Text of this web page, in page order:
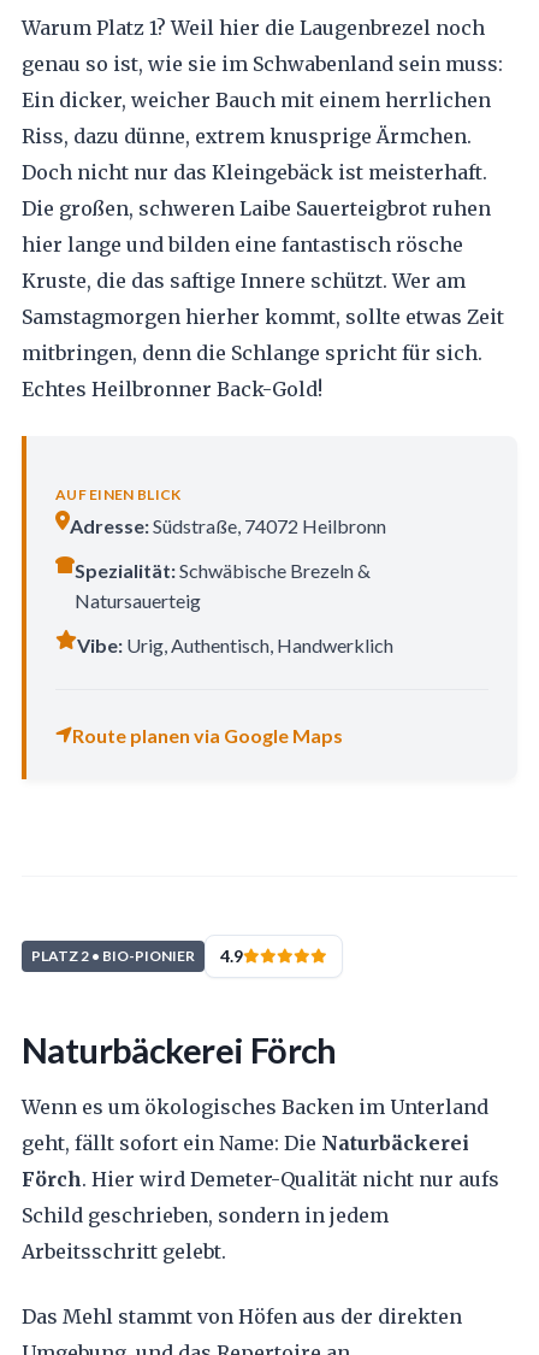
Warum Platz 1? Weil hier die Laugenbrezel noch
genau so ist, wie sie im Schwabenland sein muss:
Ein dicker, weicher Bauch mit einem herrlichen
Riss, dazu dünne, extrem knusprige Ärmchen.
Doch nicht nur das Kleingebäck ist meisterhaft.
Die großen, schweren Laibe Sauerteigbrot ruhen
hier lange und bilden eine fantastisch rösche
Kruste, die das saftige Innere schützt. Wer am
Samstagmorgen hierher kommt, sollte etwas Zeit
mitbringen, denn die Schlange spricht für sich.
Echtes Heilbronner Back-Gold!
AUF EINEN BLICK
Adresse:Südstraße, 74072 Heilbronn
Spezialität:Schwäbische Brezeln &
Natursauerteig
Vibe:Urig, Authentisch, Handwerklich
Route planen via Google Maps
PLATZ 2 • BIO-PIONIER 4.9
Naturbäckerei Förch
Wenn es um ökologisches Backen im Unterland
geht, fällt sofort ein Name: Die Naturbäckerei
Förch. Hier wird Demeter-Qualität nicht nur aufs
Schild geschrieben, sondern in jedem
Arbeitsschritt gelebt.
Das Mehl stammt von Höfen aus der direkten